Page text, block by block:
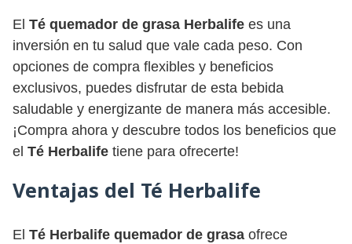
El Té quemador de grasa Herbalife es una
inversión en tu salud que vale cada peso. Con
opciones de compra flexibles y beneficios
exclusivos, puedes disfrutar de esta bebida
saludable y energizante de manera más accesible.
¡Compra ahora y descubre todos los beneficios que
el Té Herbalife tiene para ofrecerte!
Ventajas del Té Herbalife
El Té Herbalife quemador de grasa ofrece